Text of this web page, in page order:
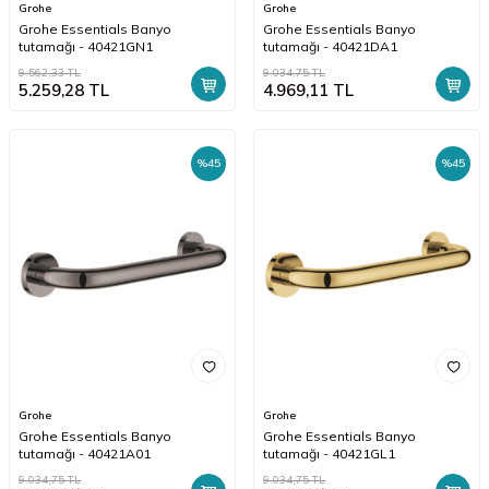
Grohe
Grohe Essentials Banyo
tutamağı - 40421GN1
9.562,33TL
5.259,28 TL
Grohe
Grohe Essentials Banyo
tutamağı - 40421DA1
9.034,75TL
4.969,11 TL
%45
Grohe
Grohe Essentials Banyo
tutamağı - 40421A01
9.034,75TL
%45
Grohe
Grohe Essentials Banyo
tutamağı - 40421GL1
9.034,75TL